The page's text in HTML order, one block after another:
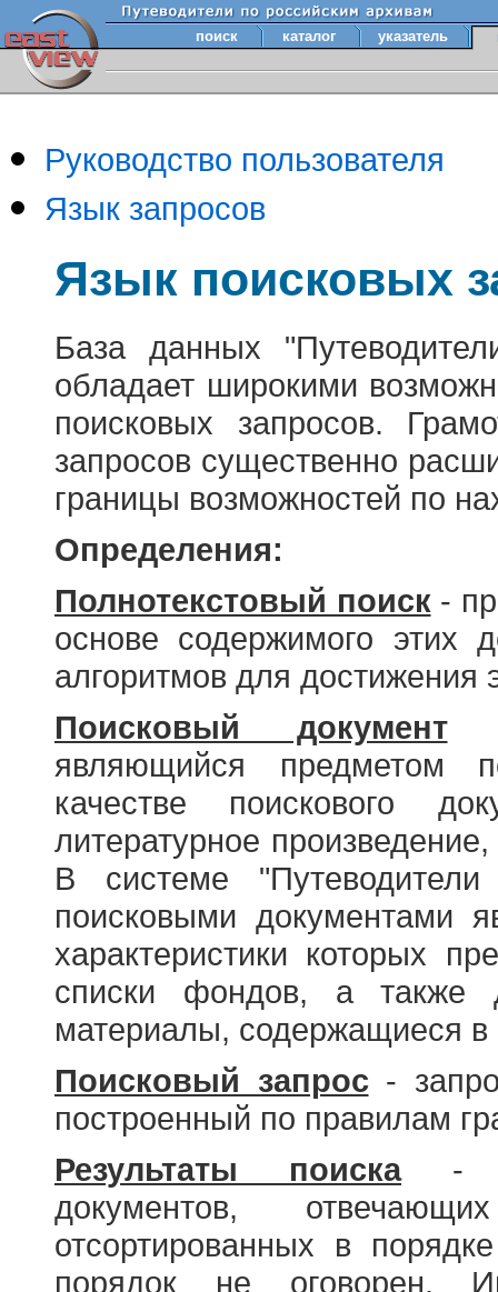
поиск каталог указатель
Руководство пользователя
Язык запросов
Язык поисковых
База данных
обладает широкими
поисковых запросов.
запросов существенно
границы возможностей по
Определения:
Полнотекстовый поиск-
основе содержимого этих
алгоритмов для достижения
Поисковый документ-
являющийся предметом
качестве поискового
литературное
В системе
поисковыми документами
характеристики которых
списки фондов, а также
материалы, содержащиеся в
Поисковый запрос-
построенный по правилам
Результаты поиска-
документов,
отсортированных в
порядок не оговорен.